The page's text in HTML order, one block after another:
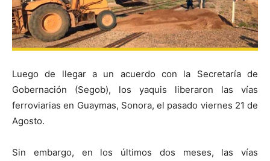
Luego de llegar a un acuerdo con la Secretaría de
Gobernación (Segob), los yaquis liberaron las vías
ferroviarias en Guaymas, Sonora, el pasado viernes 21 de
Agosto.
Sin embargo, en los últimos dos meses, las vías